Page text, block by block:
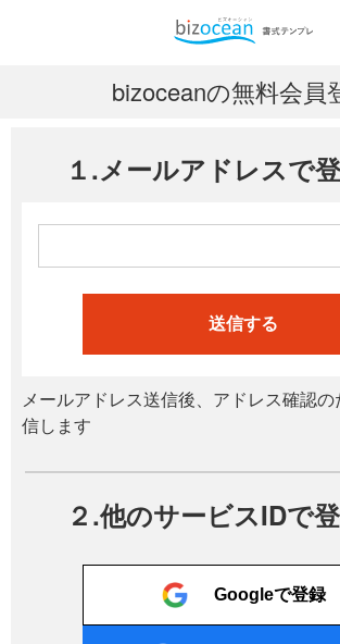
bizoceanの無料会員
１.メールアドレスで
送信する
メールアドレス送信後、アドレス確認
信します
２.他のサービスIDで
Googleで登録